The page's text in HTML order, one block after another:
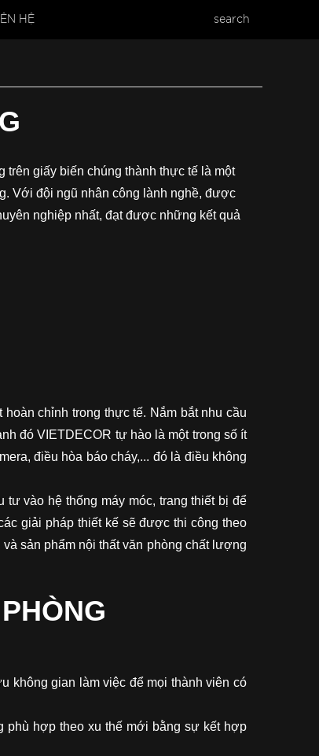
HỆ search
giấy biến chúng thành thực tế là một
Với đội ngũ nhân công lành nghề, được
nghiệp nhất, đạt được những kết quả
chỉnh trong thực tế. Nắm bắt nhu cầu
đó VIETDECOR tự hào là một trong số ít
điều hòa báo cháy,... đó là điều không
vào hệ thống máy móc, trang thiết bị để
giải pháp thiết kế sẽ được thi công theo
sản phẩm nội thất văn phòng chất lượng
không gian làm việc để mọi thành viên có
phù hợp theo xu thế mới bằng sự kết hợp